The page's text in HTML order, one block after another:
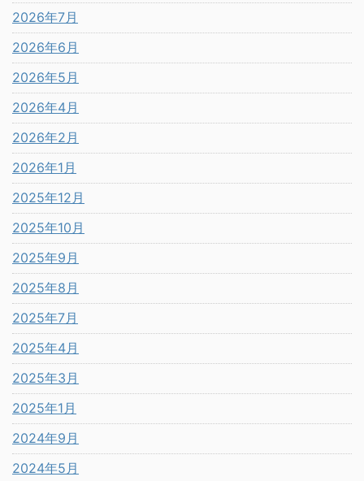
2026年7月
2026年6月
2026年5月
2026年4月
2026年2月
2026年1月
2025年12月
2025年10月
2025年9月
2025年8月
2025年7月
2025年4月
2025年3月
2025年1月
2024年9月
2024年5月